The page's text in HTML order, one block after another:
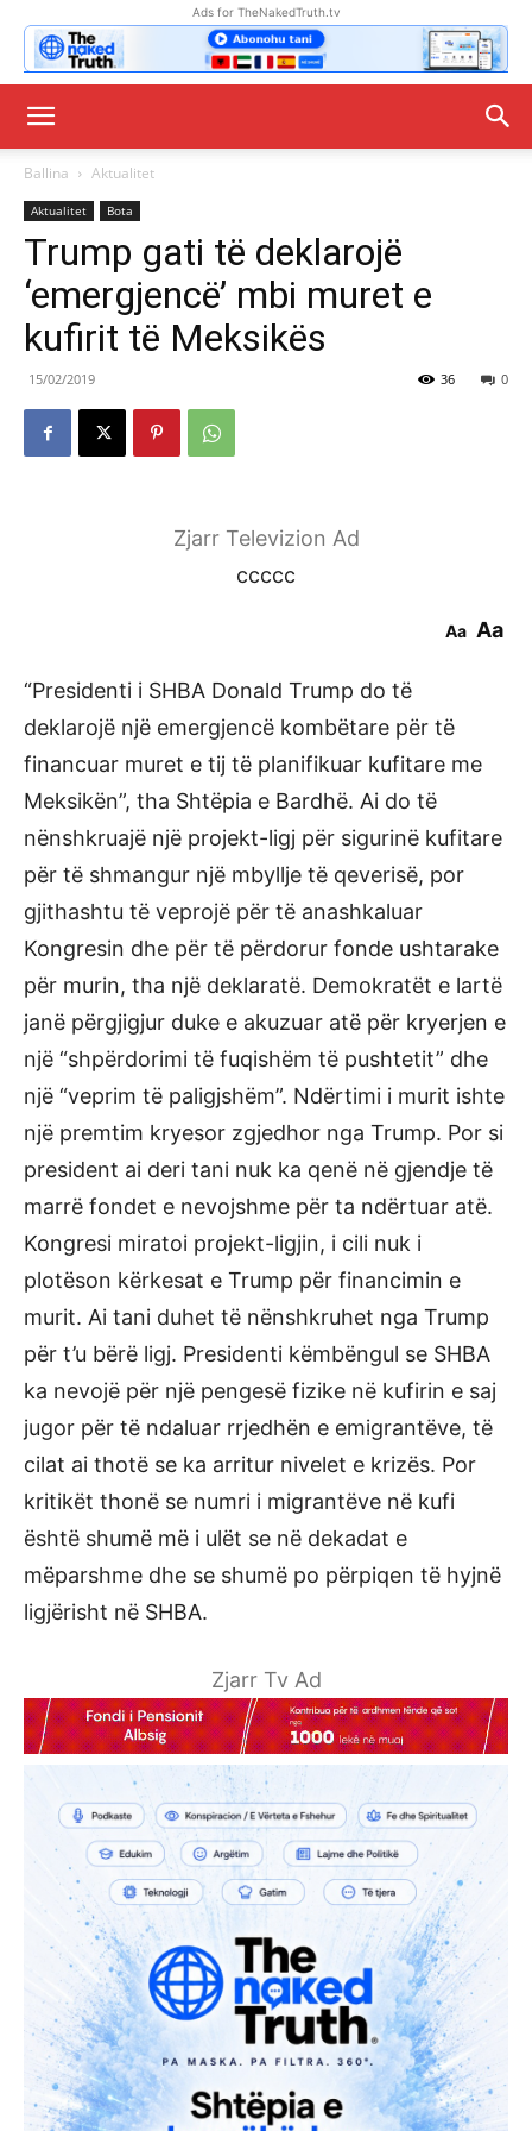
Ads for TheNakedTruth.tv
Ballina Aktualitet
Aktualitet Bota
Trump gati të deklarojë
‘emergjencë’ mbi muret e
kufirit të Meksikës
15/02/2019 0
36
Zjarr Televizion Ad
ccccc
Aa Aa
“Presidenti i SHBA Donald Trump do të
deklarojë një emergjencë kombëtare për të
financuar muret e tij të planifikuar kufitare me
Meksikën”, tha Shtëpia e Bardhë. Ai do të
nënshkruajë një projekt-ligj për sigurinë kufitare
për të shmangur një mbyllje të qeverisë, por
gjithashtu të veprojë për të anashkaluar
Kongresin dhe për të përdorur fonde ushtarake
për murin, tha një deklaratë. Demokratët e lartë
janë përgjigjur duke e akuzuar atë për kryerjen e
një “shpërdorimi të fuqishëm të pushtetit” dhe
një “veprim të paligjshëm”. Ndërtimi i murit ishte
një premtim kryesor zgjedhor nga Trump. Por si
president ai deri tani nuk ka qenë në gjendje të
marrë fondet e nevojshme për ta ndërtuar atë.
Kongresi miratoi projekt-ligjin, i cili nuk i
plotëson kërkesat e Trump për financimin e
murit. Ai tani duhet të nënshkruhet nga Trump
për t’u bërë ligj. Presidenti këmbëngul se SHBA
ka nevojë për një pengesë fizike në kufirin e saj
jugor për të ndaluar rrjedhën e emigrantëve, të
cilat ai thotë se ka arritur nivelet e krizës. Por
kritikët thonë se numri i migrantëve në kufi
është shumë më i ulët se në dekadat e
mëparshme dhe se shumë po përpiqen të hyjnë
ligjërisht në SHBA.
Zjarr Tv Ad